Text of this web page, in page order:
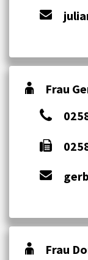
Frau
Frau